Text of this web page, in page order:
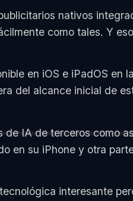
nativos
como tales. Y
en iOS e iPadOS en
del alcance inicial de
IA de terceros como
su iPhone y otra
interesante